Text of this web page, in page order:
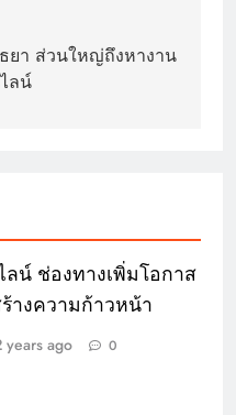
ยา ส่วนใหญ่ถึงหางาน
ลน์
น์ ช่องทางเพิ่มโอกาส
างความก้าวหน้า
years ago 0